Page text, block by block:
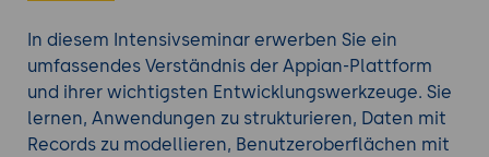
Sicherheitsaspekten bei der Entwicklung. Durch
zahlreiche praktische Übungen wenden Sie das
Gelernte direkt an und vertiefen Ihr Verständnis
der Plattform.
Nach dem Seminar verfügen Sie über ein
In diesem Intensivseminar erwerben Sie ein
umfassendes Verständnis der Appian-Plattform
und ihrer wichtigsten Entwicklungswerkzeuge. Sie
lernen, Anwendungen zu strukturieren, Daten mit
Records zu modellieren, Benutzeroberflächen mit